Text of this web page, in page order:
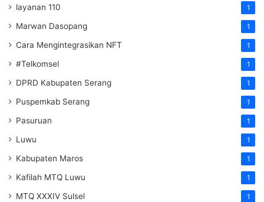
layanan 110 1
Marwan Dasopang 1
Cara Mengintegrasikan NFT 1
#Telkomsel 1
DPRD Kabupaten Serang 1
Puspemkab Serang 1
Pasuruan 1
Luwu 1
Kabupaten Maros 1
Kafilah MTQ Luwu 1
MTQ XXXIV Sulsel 1